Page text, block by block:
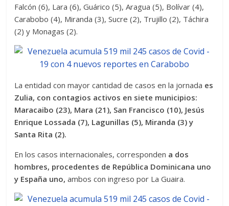
Falcón (6), Lara (6), Guárico (5), Aragua (5), Bolívar (4),
Carabobo (4), Miranda (3), Sucre (2), Trujillo (2), Táchira
(2) y Monagas (2).
La entidad con mayor cantidad de casos en la jornada es
Zulia, con contagios activos en siete municipios:
Maracaibo (23), Mara (21), San Francisco (10), Jesús
Enrique Lossada (7), Lagunillas (5), Miranda (3) y
Santa Rita (2).
En los casos internacionales, corresponden a dos
hombres, procedentes de República Dominicana uno
y España uno, ambos con ingreso por La Guaira.